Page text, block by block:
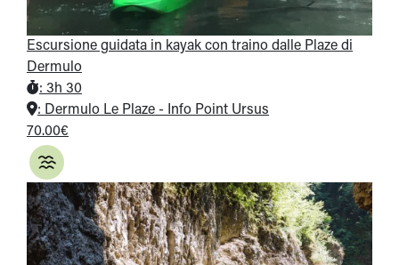
Escursione guidata in kayak con traino dalle Plaze di
Dermulo
: 3h 30
: Dermulo Le Plaze - Info Point Ursus
70.00€